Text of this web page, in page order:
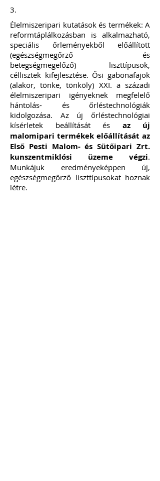
3.
Élelmiszeripari kutatások és termékek: A
reformtáplálkozásban is alkalmazható,
speciális őrleményekből előállított
(egészségmegőrző és
betegségmegelőző) liszttípusok,
céllisztek kifejlesztése. Ősi gabonafajok
(alakor, tönke, tönköly) XXI. a századi
élelmiszeripari igényeknek megfelelő
hántolás- és őrléstechnológiák
kidolgozása. Az új őrléstechnológiai
kísérletek beállítását és az új
malomipari termékek előállítását az
Első Pesti Malom- és Sütőipari Zrt.
kunszentmiklósi üzeme végzi.
Munkájuk eredményeképpen új,
egészségmegőrző liszttípusokat hoznak
létre.